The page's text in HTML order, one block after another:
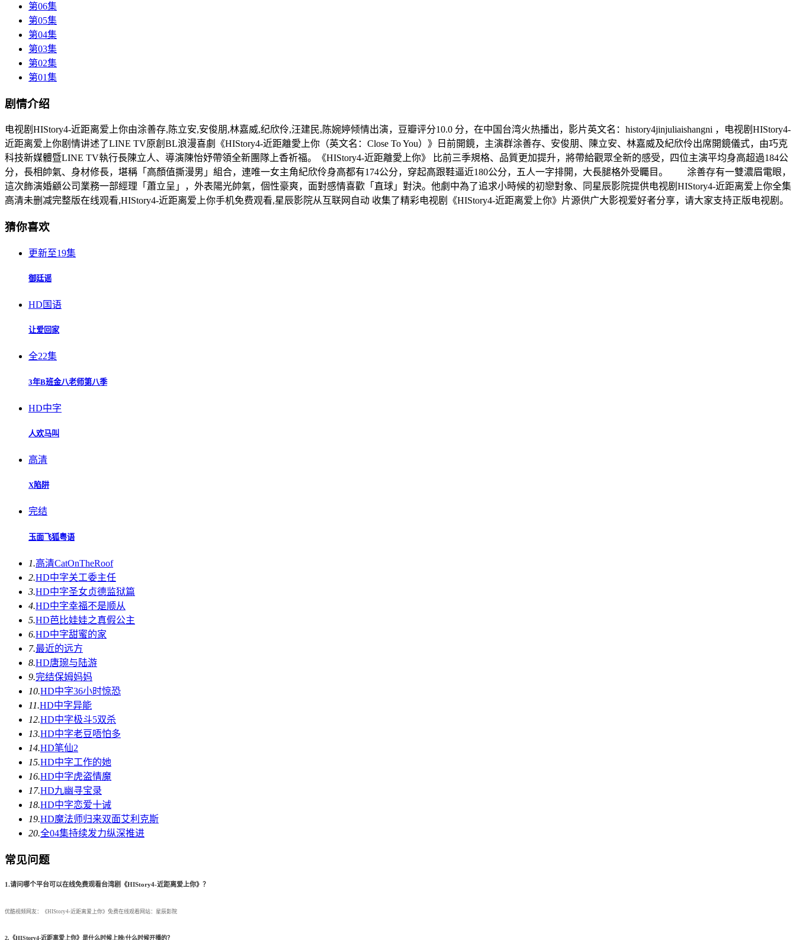
第06集
第05集
第04集
第03集
第02集
第01集
剧情介绍
电视剧HIStory4-近距离爱上你由涂善存,陈立安,安俊朋,林嘉威,纪欣伶,汪建民,陈婉婷倾情出演，豆瓣评分10.0 分，在中国台湾火热播出，影片英文名：history4jinjuliaishangni ，电视剧HIStory4-
近距离爱上你剧情讲述了LINE TV原創BL浪漫喜劇《HIStory4-近距離愛上你（英文名：Close To You）》日前開鏡，主演群涂善存、安俊朋、陳立安、林嘉威及紀欣伶出席開鏡儀式，由巧克
科技新媒體暨LINE TV執行長陳立人、導演陳怡妤帶領全新團隊上香祈福。《HIStory4-近距離愛上你》 比前三季規格、品質更加提升，將帶給觀眾全新的感受，四位主演平均身高超過184公
分，長相帥氣、身材修長，堪稱「高顏值撕漫男」組合，連唯一女主角紀欣伶身高都有174公分，穿起高跟鞋逼近180公分，五人一字排開，大長腿格外受矚目。 涂善存有一雙濃眉電眼，
這次飾演婚顧公司業務一部經理「蕭立呈」，外表陽光帥氣，個性豪爽，面對感情喜歡「直球」對決。他劇中為了追求小時候的初戀對象、同星辰影院提供电视剧HIStory4-近距离爱上你全集
高清未删减完整版在线观看,HIStory4-近距离爱上你手机免费观看,星辰影院从互联网自动 收集了精彩电视剧《HIStory4-近距离爱上你》片源供广大影视爱好者分享，请大家支持正版电视剧。
猜你喜欢
更新至19集
御廷谣
HD国语
让爱回家
全22集
3年B班金八老师第八季
HD中字
人欢马叫
高清
X陷阱
完结
玉面飞狐粤语
1.高清CatOnTheRoof
2.HD中字关工委主任
3.HD中字圣女贞德监狱篇
4.HD中字幸福不是顺从
5.HD芭比娃娃之真假公主
6.HD中字甜蜜的家
7.最近的远方
8.HD唐琬与陆游
9.完结保姆妈妈
10.HD中字36小时惊恐
11.HD中字异能
12.HD中字极斗5双杀
13.HD中字老豆唔怕多
14.HD笔仙2
15.HD中字工作的她
16.HD中字虎盗情魔
17.HD九幽寻宝录
18.HD中字恋爱十诫
19.HD魔法师归来双面艾利克斯
20.全04集持续发力纵深推进
常见问题
1.请问哪个平台可以在线免费观看台湾剧《HIStory4-近距离爱上你》？
优酷视频网友：《HIStory4-近距离爱上你》免费在线观看网站：星辰影院
2.《HIStory4-近距离爱上你》是什么时候上映/什么时候开播的？